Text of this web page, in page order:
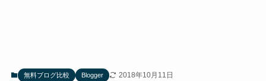
無料ブログ比較 Blogger 2018年10月11日